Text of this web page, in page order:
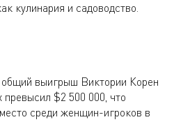
кулинария и садоводство.
выигрыш Виктории Корен
$2 500 000, что
среди женщин-игроков в